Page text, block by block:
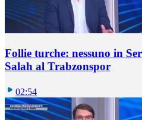
Follie turche: nessuno in
Salah al Trabzonspor
02:54